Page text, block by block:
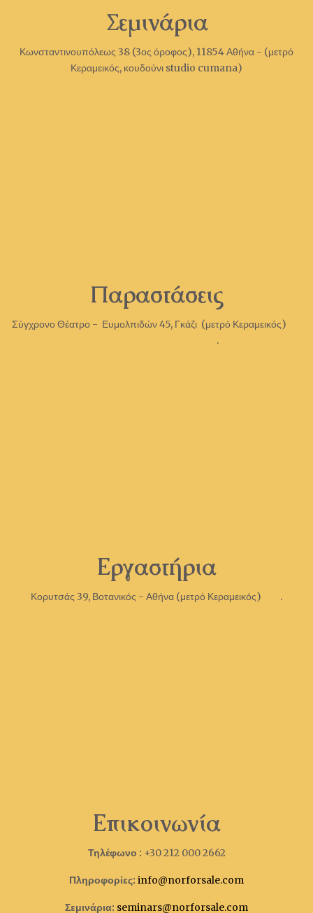
Σεμινάρια
Κωνσταντινουπόλεως 38 (3ος όροφος), 11854 Αθήνα - (μετρό
Κεραμεικός, κουδούνι studio cumana)
Παραστάσεις
Σύγχρονο Θέατρο - Ευμολπιδών 45, Γκάζι (μετρό Κεραμεικός)
.
Εργαστήρια
Κορυτσάς 39, Βοτανικός - Αθήνα (μετρό Κεραμεικός) .
Επικοινωνία
Τηλέφωνο : +30 212 000 2662
Πληροφορίες: info@norforsale.com
Σεμινάρια: seminars@norforsale.com